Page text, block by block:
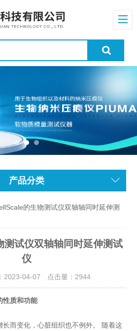
产品分类
的生物测试仪双轴轴同时延伸测
试仪双轴轴同时延伸测试
仪
2023-04-07 点击量： 2944
性质和功能
长而变化，心脏组织也不例外。 随着这